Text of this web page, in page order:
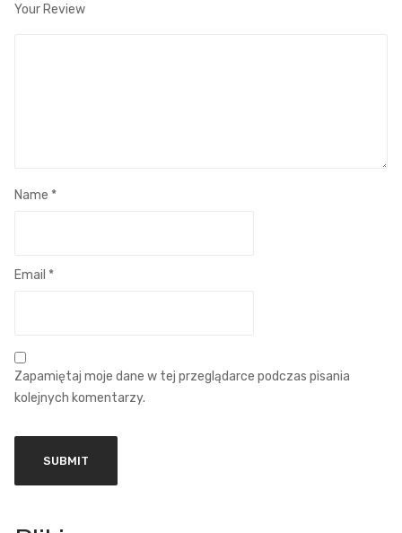
Your Review
Name *
Email *
Zapamiętaj moje dane w tej przeglądarce podczas pisania
kolejnych komentarzy.